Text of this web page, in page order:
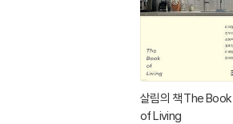
살림의 책 The Book
of Living